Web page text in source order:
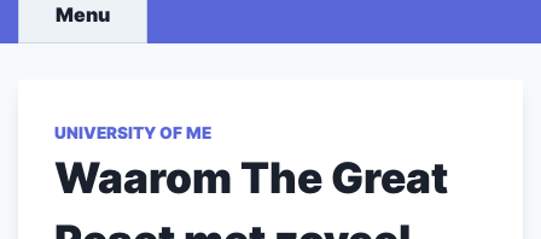
Menu
UNIVERSITY OF ME
Waarom The Great